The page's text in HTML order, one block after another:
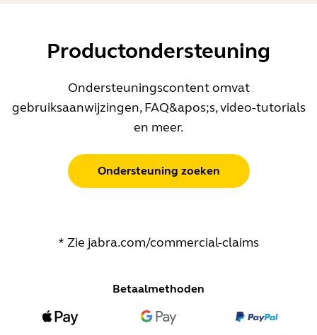
Productondersteuning
Ondersteuningscontent omvat
gebruiksaanwijzingen, FAQ&apos;s, video-tutorials
en meer.
Ondersteuning zoeken
* Zie jabra.com/commercial-claims
Betaalmethoden